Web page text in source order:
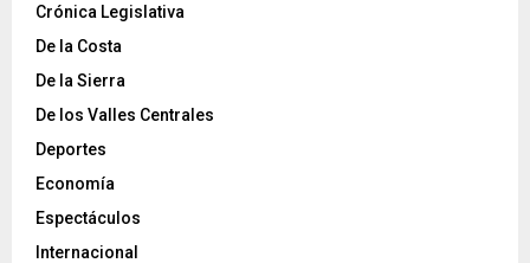
Crónica Legislativa
De la Costa
De la Sierra
De los Valles Centrales
Deportes
Economía
Espectáculos
Internacional